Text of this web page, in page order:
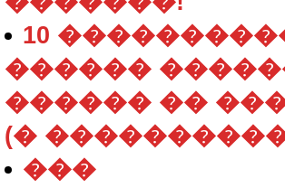
10
������
������ ��
(�
���